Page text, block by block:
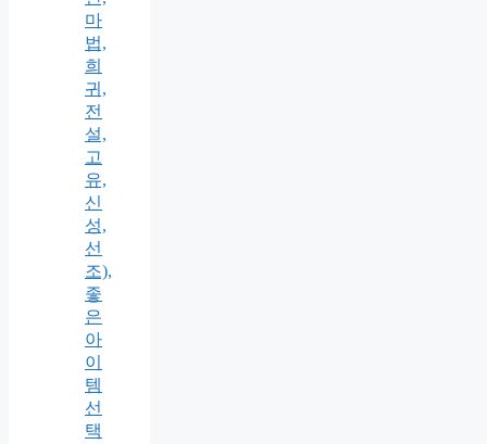
마
법,
희
귀,
전
설,
고
유,
신
성,
선
조),
좋
은
아
이
템
선
택